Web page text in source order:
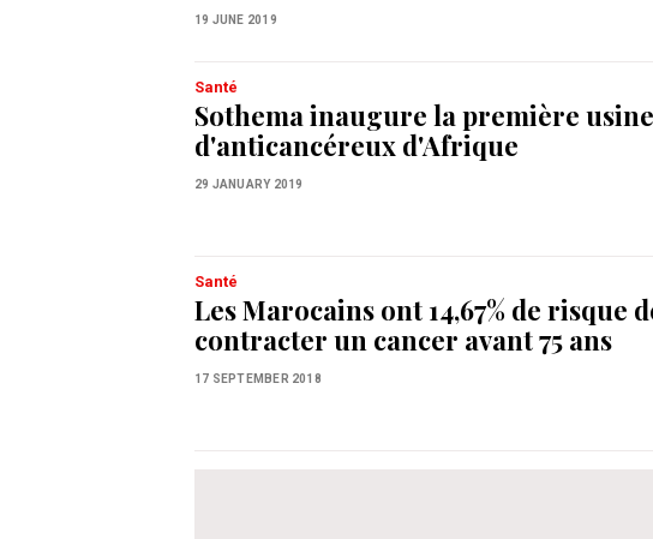
19 JUNE 2019
Santé
Sothema inaugure la première usine
d'anticancéreux d'Afrique
29 JANUARY 2019
Santé
Les Marocains ont 14,67% de risque
contracter un cancer avant 75 ans
17 SEPTEMBER 2018